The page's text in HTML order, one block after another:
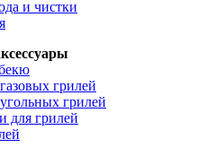
и чистки
грилей
грилей
для грилей